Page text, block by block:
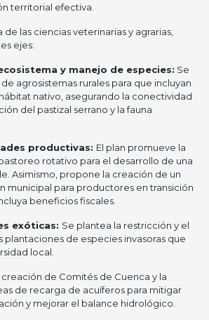
territorial efectiva.
las ciencias veterinarias y agrarias,
ejes:
y manejo de especies: Se
agrosistemas rurales para que incluyan
nativo, asegurando la conectividad
del pastizal serrano y la fauna
productivas: El plan promueve la
rotativo para el desarrollo de una
Asimismo, propone la creación de un
municipal para productores en transición
beneficios fiscales.
exóticas: Se plantea la restricción y el
plantaciones de especies invasoras que
local.
creación de Comités de Cuenca y la
de recarga de acuíferos para mitigar
y mejorar el balance hidrológico.